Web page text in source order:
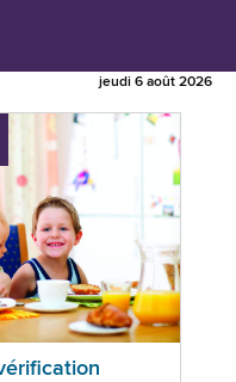
jeudi 6 août 2026